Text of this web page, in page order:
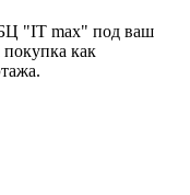
"IT max" под ваш
как